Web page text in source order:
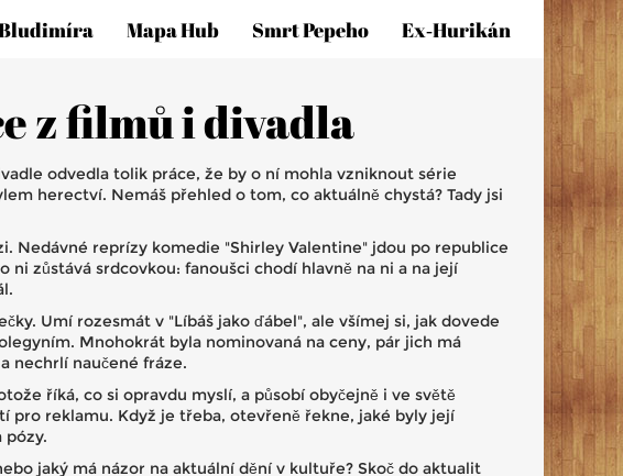
Mapa Hub Smrt Pepeho Ex‑hurikán
z filmů i divadla
odvedla tolik práce, že by o ní mohla vzniknout série
herectví. Nemáš přehled o tom, co aktuálně chystá? Tady jsi
Nedávné reprízy komedie "Shirley Valentine" jdou po republice
ni zůstává srdcovkou: fanoušci chodí hlavně na ni a na její
Umí rozesmát v "Líbáš jako ďábel", ale všímej si, jak dovede
Mnohokrát byla nominovaná na ceny, pár jich má
nechrlí naučené fráze.
říká, co si opravdu myslí, a působí obyčejně i ve světě
pro reklamu. Když je třeba, otevřeně řekne, jaké byly její
pózy.
jaký má názor na aktuální dění v kultuře? Skoč do aktualit